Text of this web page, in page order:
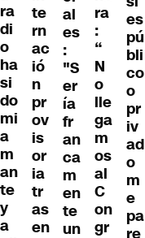
ra
di
o
ha
si
do
mi
a
m
an
te
y
a
te
rn
ac
ió
n
pr
ov
is
or
ia
tr
as
en
al
es
:
"S
er
ía
fr
an
ca
m
en
te
un
ra
:
“
N
o
lle
ga
m
os
al
C
on
gr
es
pú
bli
co
o
pr
iv
ad
o
m
e
pa
re